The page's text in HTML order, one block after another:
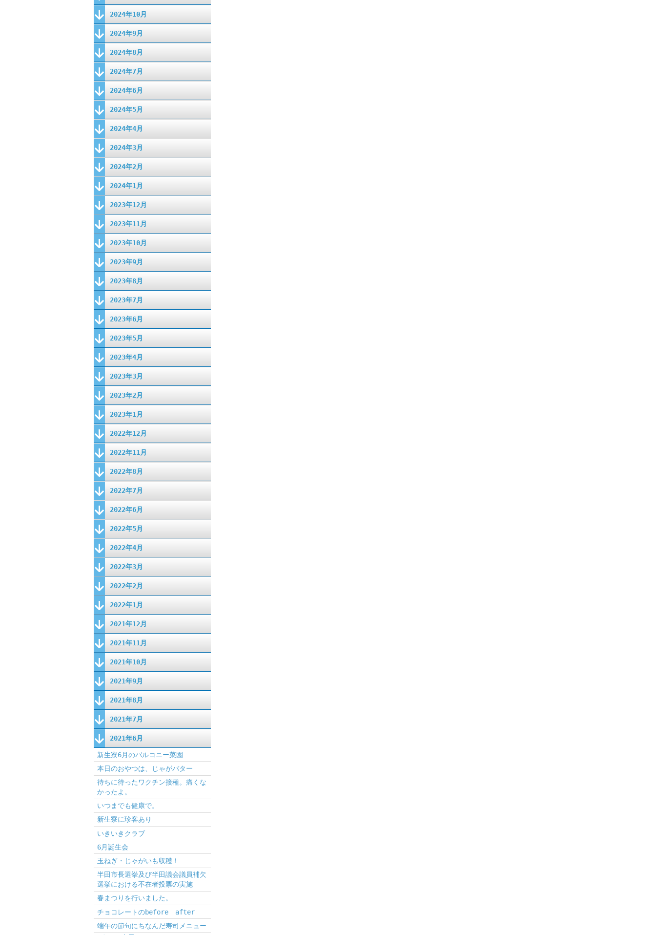
2024年10月
2024年9月
2024年8月
2024年7月
2024年6月
2024年5月
2024年4月
2024年3月
2024年2月
2024年1月
2023年12月
2023年11月
2023年10月
2023年9月
2023年8月
2023年7月
2023年6月
2023年5月
2023年4月
2023年3月
2023年2月
2023年1月
2022年12月
2022年11月
2022年8月
2022年7月
2022年6月
2022年5月
2022年4月
2022年3月
2022年2月
2022年1月
2021年12月
2021年11月
2021年10月
2021年9月
2021年8月
2021年7月
2021年6月
新生寮6月のバルコニー菜園
本日のおやつは、じゃがバター
待ちに待ったワクチン接種。痛くな
かったよ。
いつまでも健康で。
新生寮に珍客あり
いきいきクラブ
6月誕生会
玉ねぎ・じゃがいも収穫！
半田市長選挙及び半田議会議員補欠
選挙における不在者投票の実施
春まつりを行いました。
チョコレートのbefore after
端午の節句にちなんだ寿司メニュー